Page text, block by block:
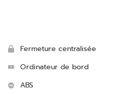
Fermeture centralisée
Ordinateur de bord
ABS